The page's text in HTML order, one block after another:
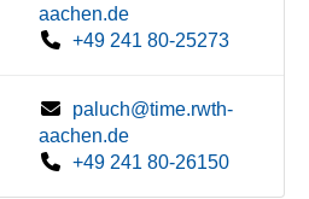
aachen.de
+49 241 80-25273
paluch@time.rwth-
aachen.de
+49 241 80-26150